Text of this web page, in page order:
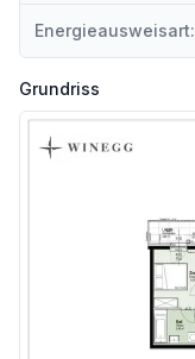
Energieausweisart:
Grundriss